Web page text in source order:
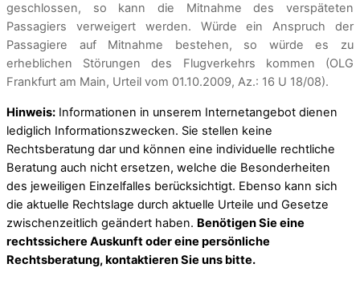
geschlossen, so kann die Mitnahme des verspäteten
Passagiers verweigert werden. Würde ein Anspruch der
Passagiere auf Mitnahme bestehen, so würde es zu
erheblichen Störungen des Flugverkehrs kommen (OLG
Frankfurt am Main, Urteil vom 01.10.2009, Az.: 16 U 18/08).
Hinweis: Informationen in unserem Internetangebot dienen
lediglich Informationszwecken. Sie stellen keine
Rechtsberatung dar und können eine individuelle rechtliche
Beratung auch nicht ersetzen, welche die Besonderheiten
des jeweiligen Einzelfalles berücksichtigt. Ebenso kann sich
die aktuelle Rechtslage durch aktuelle Urteile und Gesetze
zwischenzeitlich geändert haben. Benötigen Sie eine
rechtssichere Auskunft oder eine persönliche
Rechtsberatung, kontaktieren Sie uns bitte.